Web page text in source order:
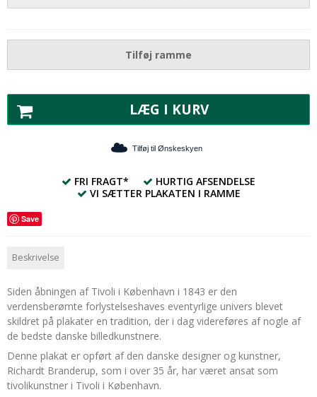
Tilføj ramme
LÆG I KURV
Tilføj til Ønskeskyen
FRI FRAGT*
HURTIG AFSENDELSE
VI SÆTTER PLAKATEN I RAMME
Save
Beskrivelse
Siden åbningen af Tivoli i København i 1843 er den
verdensberømte forlystelseshaves eventyrlige univers blevet
skildret på plakater en tradition, der i dag videreføres af nogle af
de bedste danske billedkunstnere.
Denne plakat er opført af den danske designer og kunstner,
Richardt Branderup, som i over 35 år, har været ansat som
tivolikunstner i Tivoli i København.